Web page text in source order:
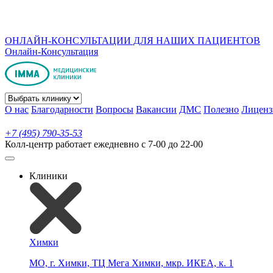
ОНЛАЙН-КОНСУЛЬТАЦИИ ДЛЯ НАШИХ ПАЦИЕНТОВ
Онлайн-Консультация
О нас Благодарности Вопросы Вакансии ДМС Полезно
+7 (495) 790-35-53
Колл-центр работает ежедневно с 7-00 до 22-00
Клиники
Химки
МО, г. Химки, ТЦ Мега Химки, мкр. ИКЕА, к. 1